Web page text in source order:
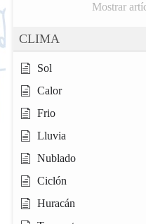
Mostrar
CLIMA
Sol
Calor
Frio
Lluvia
Nublado
Ciclón
Huracán